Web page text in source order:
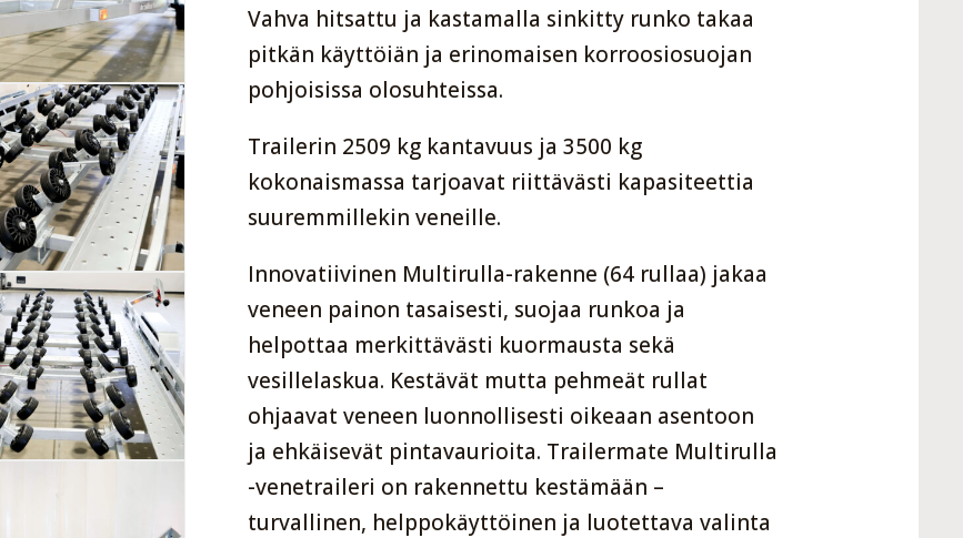
Vahva hitsattu ja kastamalla sinkitty runko takaa
pitkän käyttöiän ja erinomaisen korroosiosuojan
pohjoisissa olosuhteissa.
Trailerin 2509 kg kantavuus ja 3500 kg
kokonaismassa tarjoavat riittävästi kapasiteettia
suuremmillekin veneille.
Innovatiivinen Multirulla-rakenne (64 rullaa) jakaa
veneen painon tasaisesti, suojaa runkoa ja
helpottaa merkittävästi kuormausta sekä
vesillelaskua. Kestävät mutta pehmeät rullat
ohjaavat veneen luonnollisesti oikeaan asentoon
ja ehkäisevät pintavaurioita. Trailermate Multirulla
-venetraileri on rakennettu kestämään –
turvallinen, helppokäyttöinen ja luotettava valinta